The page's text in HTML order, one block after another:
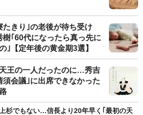
きり｣の老後が待ち受け
｢60代になったら真っ先に
｣【定年後の黄金期3選】
王の一人だったのに…秀吉
須会議｣に出席できなかった
杉でもない…信長より20年早く｢最初の天